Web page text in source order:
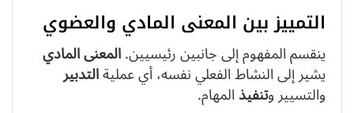
التمييز بين المعنى المادي والعضوي
ينقسم المفهوم إلى جانبين رئيسيين.المعنى المادي
يشير إلى النشاط الفعلي نفسه، أي عمليةالتدبير
والتسيير وتنفيذالمهام.